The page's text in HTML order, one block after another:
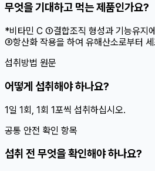
무엇을 기대하고 먹는 제품인가요?
*비타민 C ①결합조직 형성과 기능유지
③항산화 작용을 하여 유해산소로부터
섭취방법 원문
어떻게 섭취해야 하나요?
1일 1회, 1회 1포씩 섭취하십시오.
공통 안전 확인 항목
섭취 전 무엇을 확인해야 하나요?